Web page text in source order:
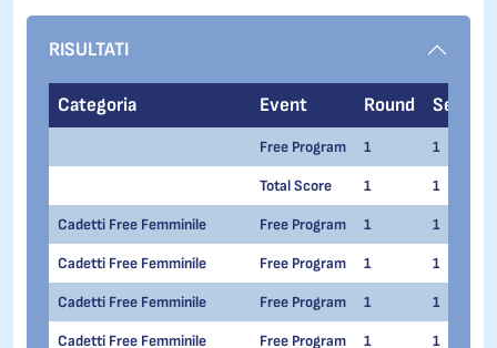
RISULTATI
Categoria Event Round Series
Free Program 1 1
Total Score 1 1
Cadetti Free Femminile Free Program 1 1
Cadetti Free Femminile Free Program 1 1
Cadetti Free Femminile Free Program 1 1
Cadetti Free Femminile Free Program 1 1